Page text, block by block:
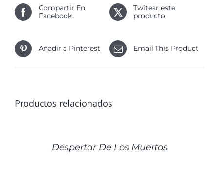
Compartir En
Facebook
Twitear este
producto
Añadir a Pinterest Email This Product
Productos relacionados
Despertar De Los Muertos